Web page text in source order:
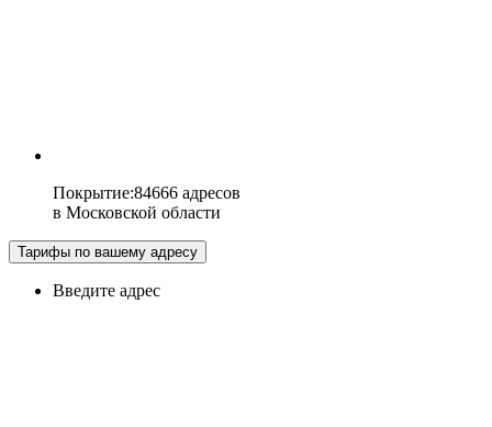
Покрытие:84666 адресов
в Московской области
Тарифы по вашему адресу
Введите адрес